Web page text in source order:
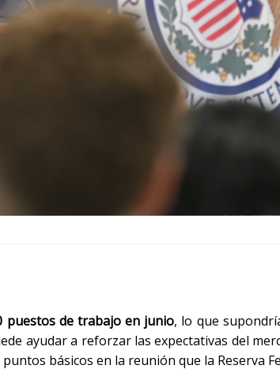
puestos de trabajo en junio, lo que
ayudar a reforzar las expectativas del
básicos en la reunión que la Reserva